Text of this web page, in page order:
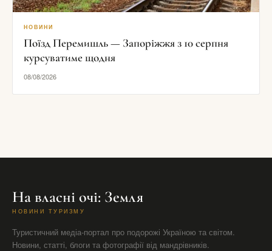
НОВИНИ
Поїзд Перемишль — Запоріжжя з 10 серпня
курсуватиме щодня
08/08/2026
На власні очі: Земля
НОВИНИ ТУРИЗМУ
Туристичний медіа-портал про подорожі Україною та світом.
Новини, статті, блоги та фотографії від мандрівників.